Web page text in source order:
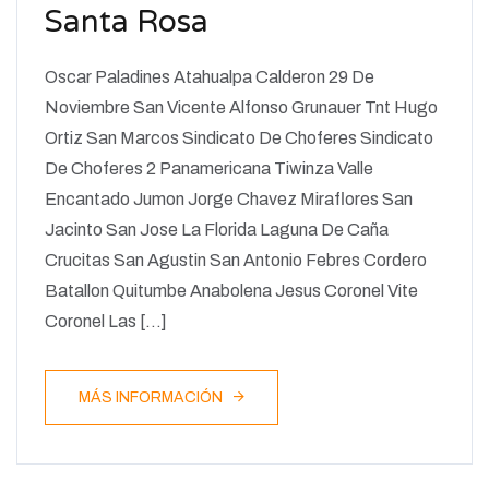
Santa Rosa
Oscar Paladines Atahualpa Calderon 29 De
Noviembre San Vicente Alfonso Grunauer Tnt Hugo
Ortiz San Marcos Sindicato De Choferes Sindicato
De Choferes 2 Panamericana Tiwinza Valle
Encantado Jumon Jorge Chavez Miraflores San
Jacinto San Jose La Florida Laguna De Caña
Crucitas San Agustin San Antonio Febres Cordero
Batallon Quitumbe Anabolena Jesus Coronel Vite
Coronel Las […]
MÁS INFORMACIÓN